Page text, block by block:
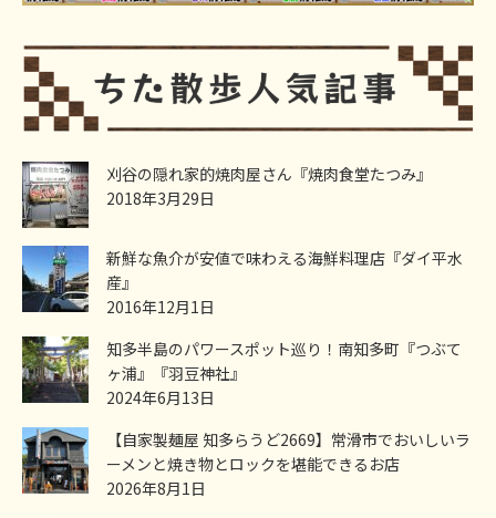
刈谷の隠れ家的焼肉屋さん『焼肉食堂たつみ』
2018年3月29日
新鮮な魚介が安値で味わえる海鮮料理店『ダイ平水
産』
2016年12月1日
知多半島のパワースポット巡り！南知多町『つぶて
ヶ浦』『羽豆神社』
2024年6月13日
【自家製麺屋 知多らうど2669】常滑市でおいしいラ
ーメンと焼き物とロックを堪能できるお店
2026年8月1日